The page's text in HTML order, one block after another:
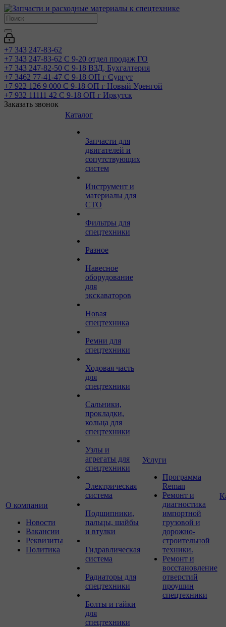
+7 343 247-83-62
+7 343 247-83-62 С 9-20 отдел продаж ГО
+7 343 247-82-50 С 9-18 ВЗД, Бухгалтерия
+7 3462 77-41-47 С 9-18 ОП г Сургут
+7 922 126 9 000 С 9-18 ОП г Новый Уренгой
+7 932 11111 42 С 9-18 ОП г Иркутск
Заказать звонок
О компании
Новости
Вакансии
Реквизиты
Политика
Каталог
Запчасти для
двигателей и
сопутствующих
систем
Инструмент и
материалы для
СТО
Фильтры для
спецтехники
Разное
Навесное
оборудование
для
экскаваторов
Новая
спецтехника
Ремни для
спецтехники
Ходовая часть
для
спецтехники
Сальники,
прокладки,
кольца для
спецтехники
Узлы и
агрегаты для
спецтехники
Электрическая
система
Подшипники,
пальцы, шайбы
и втулки
Гидравлическая
система
Радиаторы для
спецтехники
Болты и гайки
для
спецтехники
Услуги
Программа
Reman
Ремонт и
диагностика
импортной
грузовой и
дорожно-
строительной
техники.
Ремонт и
восстановление
отверстий
проушин
спецтехники